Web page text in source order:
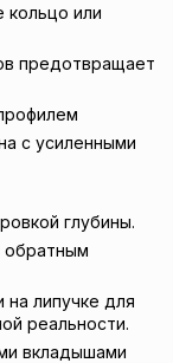
кольцо или
предотвращает
с усиленными
глубины.
обратным
на липучке для
реальности.
вкладышами